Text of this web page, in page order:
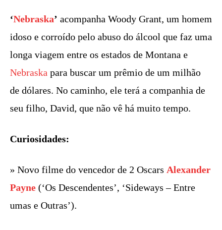
‘Nebraska’ acompanha Woody Grant, um homem
idoso e corroído pelo abuso do álcool que faz uma
longa viagem entre os estados de Montana e
Nebraska para buscar um prêmio de um milhão
de dólares. No caminho, ele terá a companhia de
seu filho, David, que não vê há muito tempo.
Curiosidades:
» Novo filme do vencedor de 2 Oscars Alexander
Payne (‘Os Descendentes’, ‘Sideways – Entre
umas e Outras’).